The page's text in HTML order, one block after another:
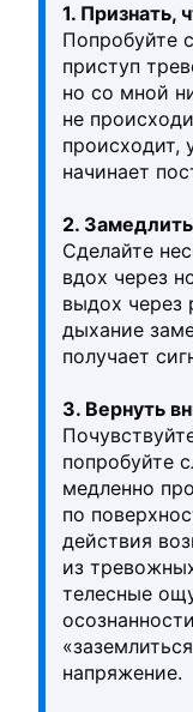
1. Признать,
Попробуйте
приступ
но со мной
не
происходит,
начинает
2.
Сделайте
вдох через
выдох через
дыхание
получает
3. Вернуть
попробуйте
медленно
по
действия
из
телесные
напряжение.